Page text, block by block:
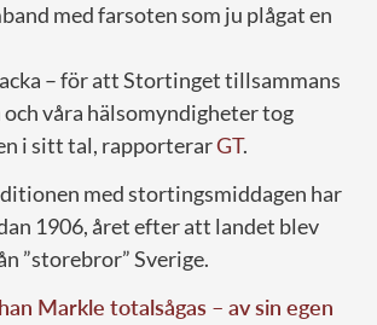
med farsoten som ju plågat en
– för att Stortinget tillsammans
och våra hälsomyndigheter tog
i sitt tal, rapporterarGT.
med stortingsmiddagen har
1906, året efter att landet blev
”storebror” Sverige.
Markle totalsågas – av sin egen